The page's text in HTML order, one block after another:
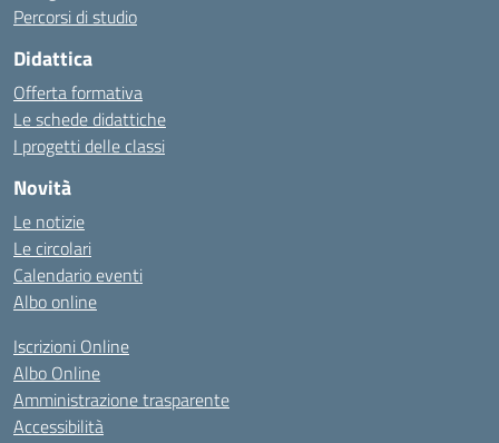
Percorsi di studio
Didattica
Offerta formativa
Le schede didattiche
I progetti delle classi
Novità
Le notizie
Le circolari
Calendario eventi
Albo online
Iscrizioni Online
Albo Online
Amministrazione trasparente
Accessibilità